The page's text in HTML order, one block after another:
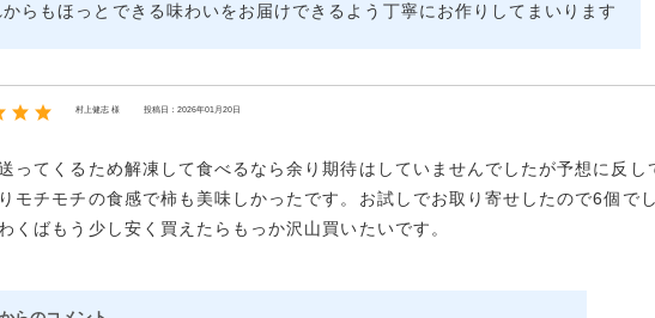
からもほっとできる味わいをお届けできるよう丁寧にお作りしてまいります
村上健志 様 投稿日：2026年01月20日
ってくるため解凍して食べるなら余り期待はしていませんでしたが予想に反し
モチモチの食感で柿も美味しかったです。お試しでお取り寄せしたので6個で
くばもう少し安く買えたらもっか沢山買いたいです。